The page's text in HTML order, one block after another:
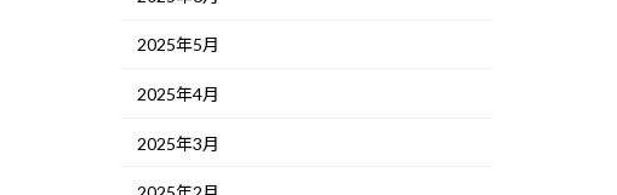
2025年5月
2025年4月
2025年3月